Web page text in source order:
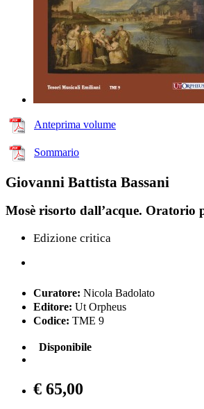
Anteprima volume
Sommario
Giovanni Battista Bassani
Mosè risorto dall’acque. Oratorio
Edizione critica
Curatore: Nicola Badolato
Editore: Ut Orpheus
Codice: TME 9
Disponibile
€ 65,00